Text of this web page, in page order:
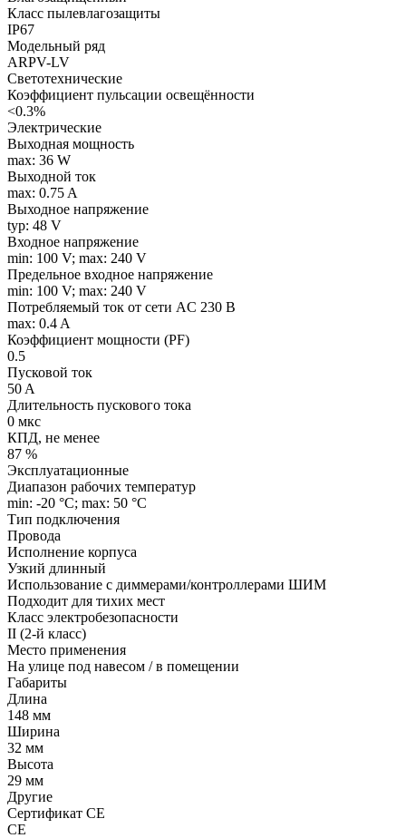
Класс пылевлагозащиты
IP67
Модельный ряд
ARPV-LV
Светотехнические
Коэффициент пульсации освещённости
<0.3%
Электрические
Выходная мощность
max: 36 W
Выходной ток
max: 0.75 A
Выходное напряжение
typ: 48 V
Входное напряжение
min: 100 V; max: 240 V
Предельное входное напряжение
min: 100 V; max: 240 V
Потребляемый ток от сети AC 230 В
max: 0.4 A
Коэффициент мощности (PF)
0.5
Пусковой ток
50 A
Длительность пускового тока
0 мкс
КПД, не менее
87 %
Эксплуатационные
Диапазон рабочих температур
min: -20 °C; max: 50 °C
Тип подключения
Провода
Исполнение корпуса
Узкий длинный
Использование с диммерами/контроллерами ШИМ
Подходит для тихих мест
Класс электробезопасности
II (2-й класс)
Место применения
На улице под навесом / в помещении
Габариты
Длина
148 мм
Ширина
32 мм
Высота
29 мм
Другие
Сертификат CE
СЕ